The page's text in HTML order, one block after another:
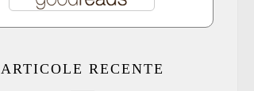
ARTICOLE RECENTE